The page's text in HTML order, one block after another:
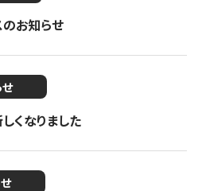
のお知らせ
くなりました